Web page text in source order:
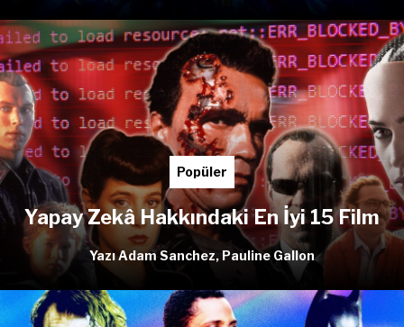
Popüler
Yapay Zekâ Hakkındaki En İyi 15 Film
Yazı Adam Sanchez, Pauline Gallon